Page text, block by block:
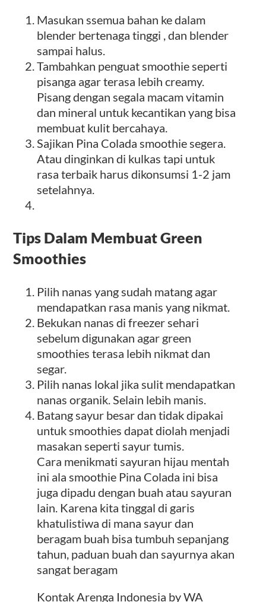
Masukan ssemua bahan ke dalam
blender bertenaga tinggi , dan blender
sampai halus.
Tambahkan penguat smoothie seperti
pisanga agar terasa lebih creamy.
Pisang dengan segala macam vitamin
dan mineral untuk kecantikan yang bisa
membuat kulit bercahaya.
Sajikan Pina Colada smoothie segera.
Atau dinginkan di kulkas tapi untuk
rasa terbaik harus dikonsumsi 1-2 jam
setelahnya.
Tips Dalam Membuat Green
Smoothies
Pilih nanas yang sudah matang agar
mendapatkan rasa manis yang nikmat.
Bekukan nanas di freezer sehari
sebelum digunakan agar green
smoothies terasa lebih nikmat dan
segar.
Pilih nanas lokal jika sulit mendapatkan
nanas organik. Selain lebih manis.
Batang sayur besar dan tidak dipakai
untuk smoothies dapat diolah menjadi
masakan seperti sayur tumis.
Cara menikmati sayuran hijau mentah
ini ala smoothie Pina Colada ini bisa
juga dipadu dengan buah atau sayuran
lain. Karena kita tinggal di garis
khatulistiwa di mana sayur dan
beragam buah bisa tumbuh sepanjang
tahun, paduan buah dan sayurnya akan
sangat beragam
Kontak Arenga Indonesia by WA